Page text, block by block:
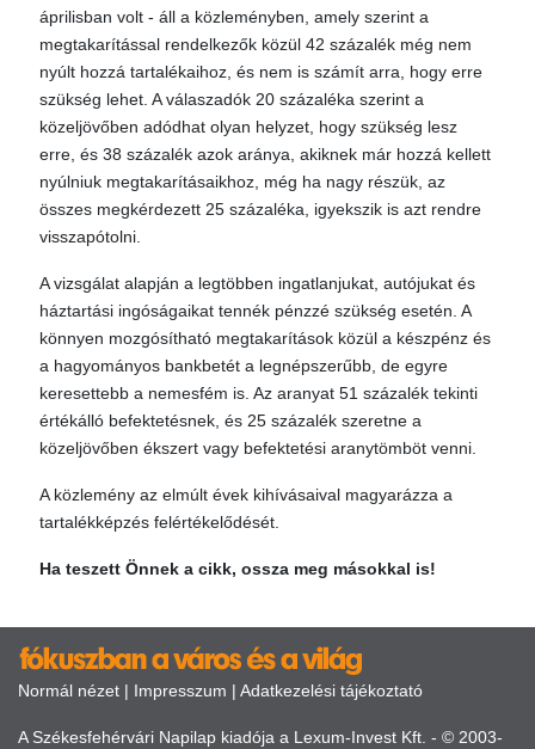
áprilisban volt - áll a közleményben, amely szerint a
megtakarítással rendelkezők közül 42 százalék még nem
nyúlt hozzá tartalékaihoz, és nem is számít arra, hogy erre
szükség lehet. A válaszadók 20 százaléka szerint a
közeljövőben adódhat olyan helyzet, hogy szükség lesz
erre, és 38 százalék azok aránya, akiknek már hozzá kellett
nyúlniuk megtakarításaikhoz, még ha nagy részük, az
összes megkérdezett 25 százaléka, igyekszik is azt rendre
visszapótolni.
A vizsgálat alapján a legtöbben ingatlanjukat, autójukat és
háztartási ingóságaikat tennék pénzzé szükség esetén. A
könnyen mozgósítható megtakarítások közül a készpénz és
a hagyományos bankbetét a legnépszerűbb, de egyre
keresettebb a nemesfém is. Az aranyat 51 százalék tekinti
értékálló befektetésnek, és 25 százalék szeretne a
közeljövőben ékszert vagy befektetési aranytömböt venni.
A közlemény az elmúlt évek kihívásaival magyarázza a
tartalékképzés felértékelődését.
Ha teszett Önnek a cikk, ossza meg másokkal is!
Normál nézet | Impresszum | Adatkezelési tájékoztató
A Székesfehérvári Napilap kiadója a Lexum-Invest Kft. - © 2003-